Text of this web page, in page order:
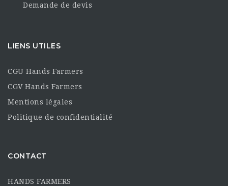
Demande de devis
LIENS UTILES
CGU Hands Farmers
CGV Hands Farmers
Mentions légales
Politique de confidentialité
CONTACT
HANDS FARMERS